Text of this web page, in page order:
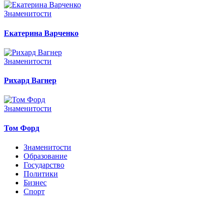
Знаменитости
Екатерина Варченко
Знаменитости
Рихард Вагнер
Знаменитости
Том Форд
Знаменитости
Образование
Государство
Политики
Бизнес
Спорт